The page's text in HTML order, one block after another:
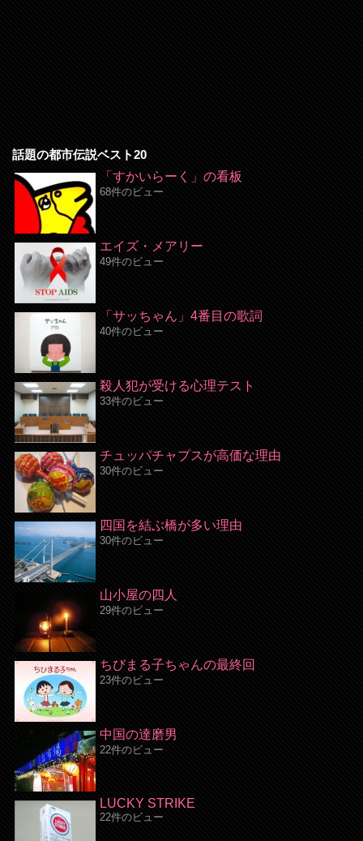
話題の都市伝説ベスト20
「すかいらーく」の看板
68件のビュー
エイズ・メアリー
49件のビュー
「サッちゃん」4番目の歌詞
40件のビュー
殺人犯が受ける心理テスト
33件のビュー
チュッパチャプスが高価な理由
30件のビュー
四国を結ぶ橋が多い理由
30件のビュー
山小屋の四人
29件のビュー
ちびまる子ちゃんの最終回
23件のビュー
中国の達磨男
22件のビュー
LUCKY STRIKE
22件のビュー